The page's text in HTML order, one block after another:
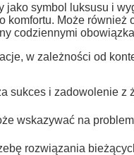
jako symbol luksusu i
komfortu. Może
codziennymi
w zależności od
sukces i zadowolenie z
wskazywać na
rozwiązania